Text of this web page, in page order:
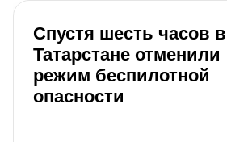
Спустя шесть часов в
Татарстане отменили
режим беспилотной
опасности